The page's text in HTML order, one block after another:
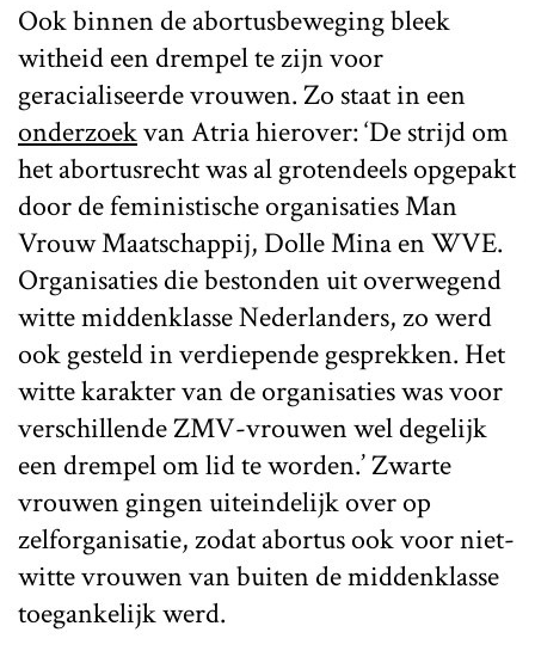
Ook binnen de abortusbeweging bleek
witheid een drempel te zijn voor
geracialiseerde vrouwen. Zo staat in een
onderzoekvan Atria hierover: ‘De strijd om
het abortusrecht was al grotendeels opgepakt
door de feministische organisaties Man
Vrouw Maatschappij, Dolle Mina en WVE.
Organisaties die bestonden uit overwegend
witte middenklasse Nederlanders, zo werd
ook gesteld in verdiepende gesprekken. Het
witte karakter van de organisaties was voor
verschillende ZMV-vrouwen wel degelijk
een drempel om lid te worden.’ Zwarte
vrouwen gingen uiteindelijk over op
zelforganisatie, zodat abortus ook voor niet-
witte vrouwen van buiten de middenklasse
toegankelijk werd.